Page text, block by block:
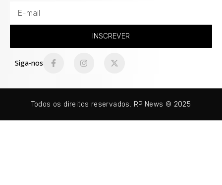
INSCREVER
Siga-nos
Todos os direitos reservados. RP News © 2025